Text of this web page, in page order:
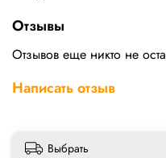
Отзывы
Отзывов еще никто не
Написать отзыв
Выбрать